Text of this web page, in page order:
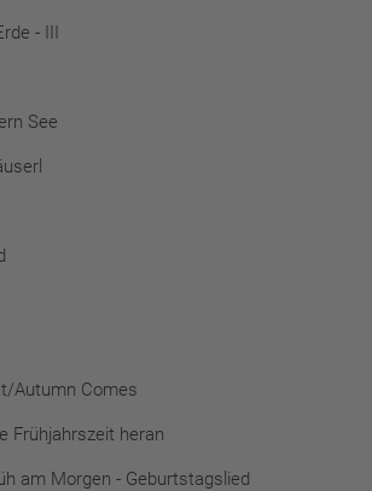
- III
See
Autumn Comes
Frühjahrszeit heran
am Morgen - Geburtstagslied